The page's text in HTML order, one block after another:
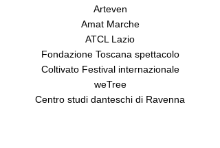
Arteven
Amat Marche
ATCL Lazio
Fondazione Toscana spettacolo
Coltivato Festival internazionale
weTree
Centro studi danteschi di Ravenna